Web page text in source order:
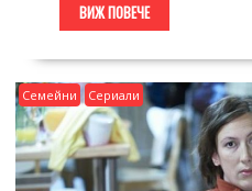
ВИЖ ПОВЕЧЕ
Семейни Сериали